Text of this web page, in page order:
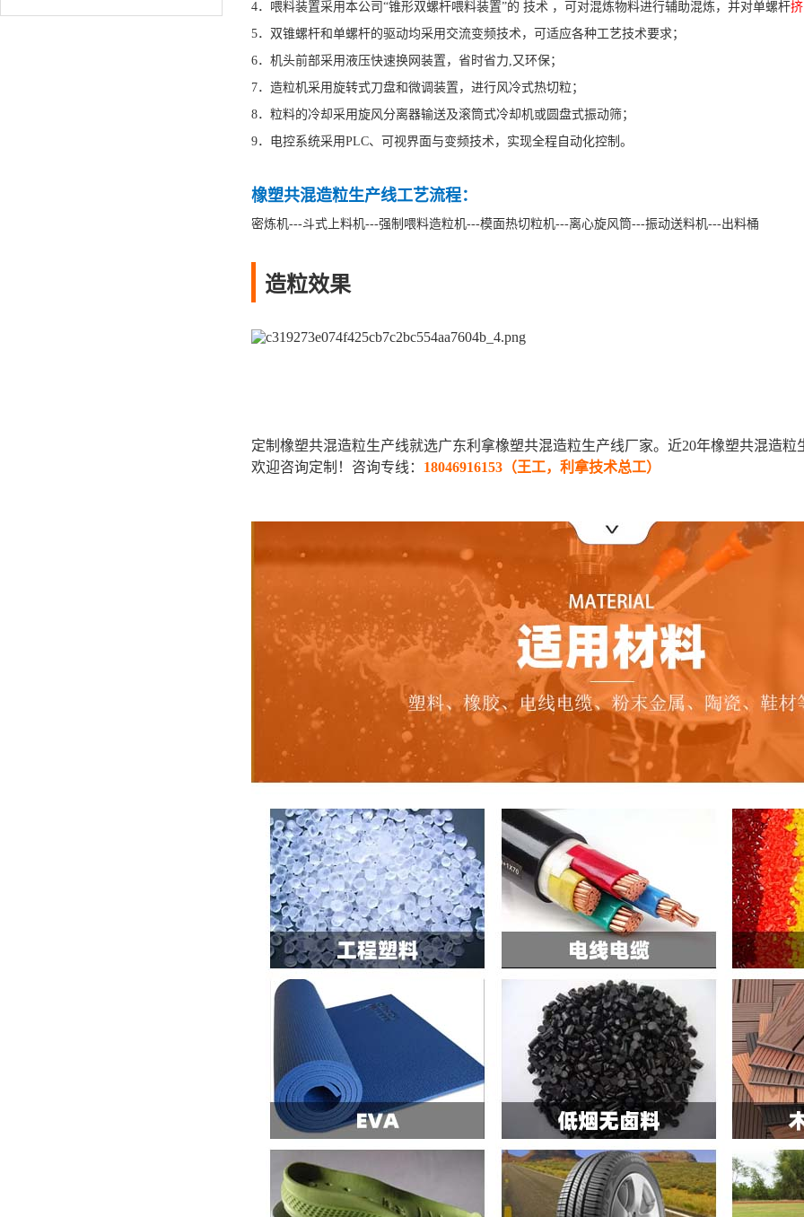
4．喂料装置采用本公司“锥形双螺杆喂料装置”的 技术 ，可对混炼物料进行辅助混炼，并对单螺杆
5．双锥螺杆和单螺杆的驱动均采用交流变频技术，可适应各种工艺技术要求；
6．机头前部采用液压快速换网装置，省时省力,又环保；
7．造粒机采用旋转式刀盘和微调装置，进行风冷式热切粒；
8．粒料的冷却采用旋风分离器输送及滚筒式冷却机或圆盘式振动筛；
9．电控系统采用PLC、可视界面与变频技术，实现全程自动化控制。
橡塑共混造粒生产线工艺流程：
密炼机---斗式上料机---强制喂料造粒机---模面热切粒机---离心旋风筒---振动送料机---出料桶
造粒效果
定制橡塑共混造粒生产线就选广东利拿橡塑共混造粒生产线厂家。近20年橡塑共混造
欢迎咨询定制！咨询专线： 18046916153（王工，利拿技术总工）